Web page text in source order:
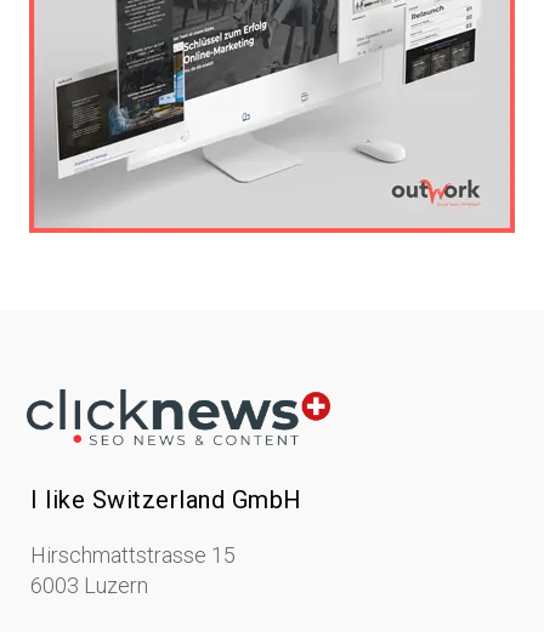
I like Switzerland GmbH
Hirschmattstrasse 15
6003 Luzern